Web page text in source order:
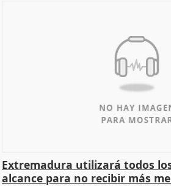
Extremadura utilizará todos
alcance para no recibir más